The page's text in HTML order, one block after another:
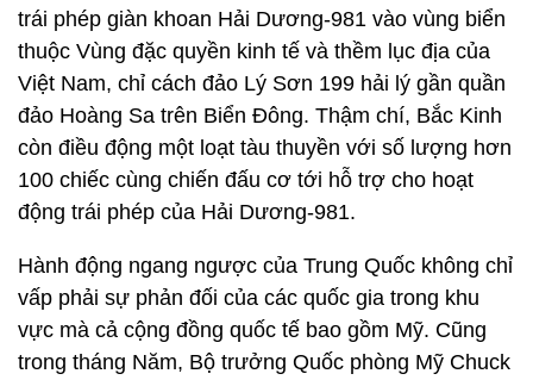
trái phép giàn khoan Hải Dương-981 vào vùng biển
thuộc Vùng đặc quyền kinh tế và thềm lục địa của
Việt Nam, chỉ cách đảo Lý Sơn 199 hải lý gần quần
đảo Hoàng Sa trên Biển Đông. Thậm chí, Bắc Kinh
còn điều động một loạt tàu thuyền với số lượng hơn
100 chiếc cùng chiến đấu cơ tới hỗ trợ cho hoạt
động trái phép của Hải Dương-981.
Hành động ngang ngược của Trung Quốc không chỉ
vấp phải sự phản đối của các quốc gia trong khu
vực mà cả cộng đồng quốc tế bao gồm Mỹ. Cũng
trong tháng Năm, Bộ trưởng Quốc phòng Mỹ Chuck